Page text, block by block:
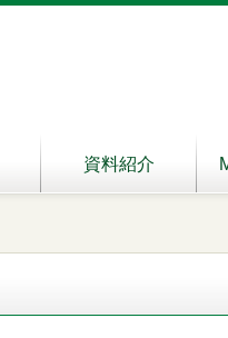
資料紹介